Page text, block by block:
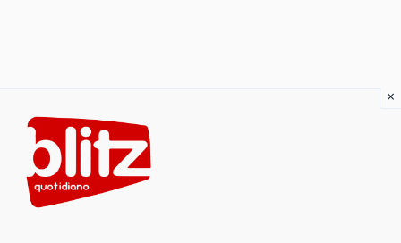
content
×